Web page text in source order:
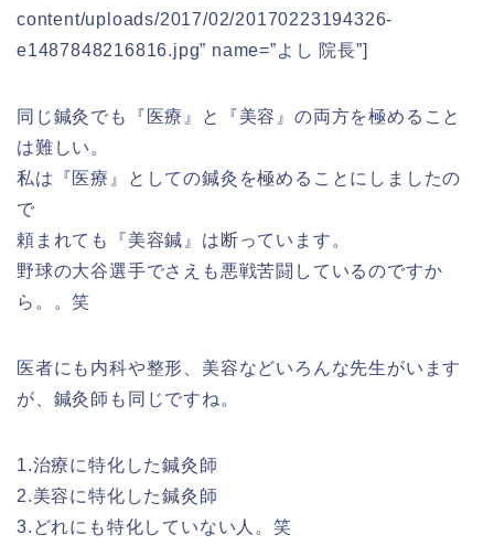
content/uploads/2017/02/20170223194326-
e1487848216816.jpg” name=”よし 院長”]
同じ鍼灸でも『医療』と『美容』の両方を極めること
は難しい。
私は『医療』としての鍼灸を極めることにしましたの
で
頼まれても『美容鍼』は断っています。
野球の大谷選手でさえも悪戦苦闘しているのですか
ら。。笑
医者にも内科や整形、美容などいろんな先生がいます
が、鍼灸師も同じですね。
1.治療に特化した鍼灸師
2.美容に特化した鍼灸師
3.どれにも特化していない人。笑